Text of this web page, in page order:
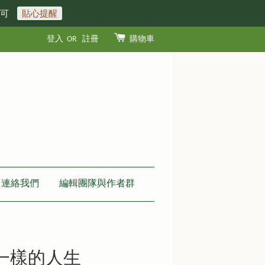
貼心提醒
登入 OR 註冊 購物車
連絡我們 編輯團隊與作者群
樣的人生